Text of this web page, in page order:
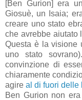
[Ben Gurion] era
Giosuè, un Isaia;
creare uno stato
che avrebbe aiutato
Questa è la visione
uno stato
convinzione di
chiaramente
agire al di fuori delle
Ben Gurion non